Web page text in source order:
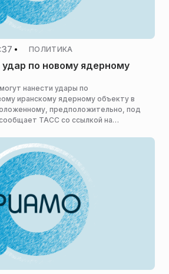
ПОЛИТИКА
по новому ядерному
нанести удары по
иранскому ядерному объекту в
предположительно, под
ТАСС со ссылкой на